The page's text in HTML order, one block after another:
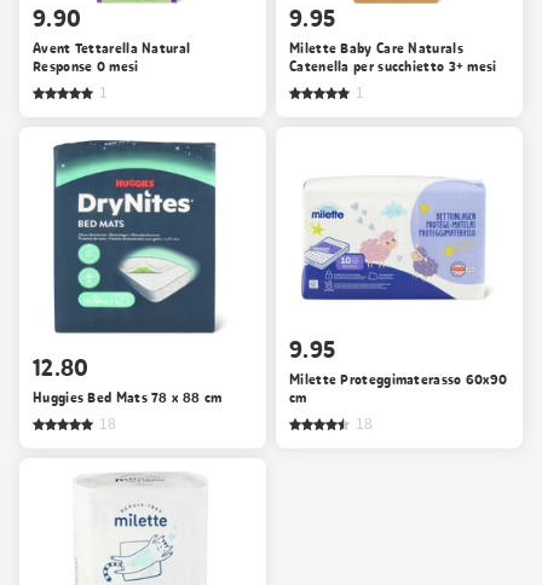
9.90
Avent Tettarella Natural
Response 0 mesi
1
9.95
Milette Baby Care Naturals
Catenella per succhietto 3+ mesi
1
12.80
Huggies Bed Mats 78 x 88 cm
18
9.95
Milette Proteggimaterasso 60x90
cm
18